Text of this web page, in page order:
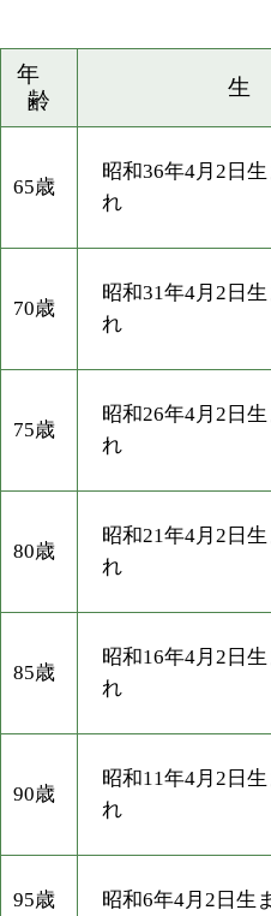
年
齢
生
65歳
昭和36年4月2日
れ
70歳
昭和31年4月2日
れ
75歳
昭和26年4月2日
れ
80歳
昭和21年4月2日
れ
85歳
昭和16年4月2日
れ
90歳
昭和11年4月2日
れ
95歳 昭和6年4月2日生